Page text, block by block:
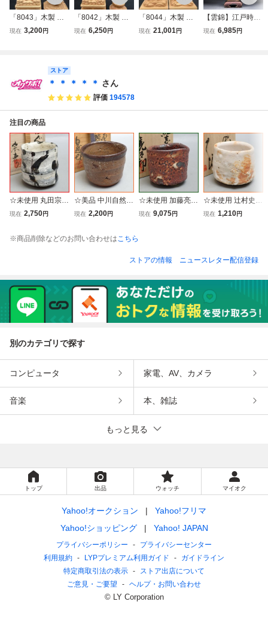
「8043」木製 仏
像 木彫 透し彫光
骨董品 精密彫刻
置物 仏教工芸 木
彫像 古美術品
現在 3,200円
「8042」木製 仏
像 木彫 地藏菩薩
美術 仏教工芸 木
彫像 古美術品
現在 6,250円
「8044」木製 仏
像 木彫 難陀竜王
現在 21,001円
【雲錦】江戸時代
舎利塔 厨子 舎
現在 6,985円
ストア
＊ ＊ ＊ ＊ ＊ さん
評価 194578
注目の商品
☆未使用 丸田宗彦
唐津焼 白ぐい呑
き物/作家物&1747
現在 2,750円
☆美品 中川自然坊
絵唐津 皮鯨 ぐい
食器/盃/猪口/陶芸/
現在 2,200円
☆未使用 加藤亮太
郎 美濃焼 紅志野
現在 9,075円
☆未使用 辻村史朗
志野 ぐい呑 共
00699
現在 1,210円
※商品削除などのお問い合わせはこちら
ストアの情報 ニュースレター配信登録
別のカテゴリで探す
コンピュータ 家電、AV、カメラ
音楽 本、雑誌
もっと見る
トップ 出品 ウォッチ マイオク
Yahoo!オークション
Yahoo!フリマ
Yahoo!ショッピング
Yahoo! JAPAN
プライバシーポリシー
プライバシーセンター
利用規約
LYPプレミアム利用ガイド
ガイドライン
特定商取引法の表示
ストア出店について
ご意見・ご要望
ヘルプ・お問い合わせ
© LY Corporation